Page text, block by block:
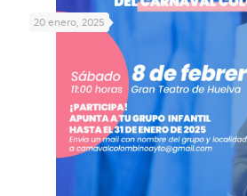
20 enero, 2025